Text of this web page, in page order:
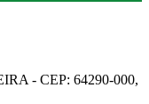
- CEP: 64290-000,